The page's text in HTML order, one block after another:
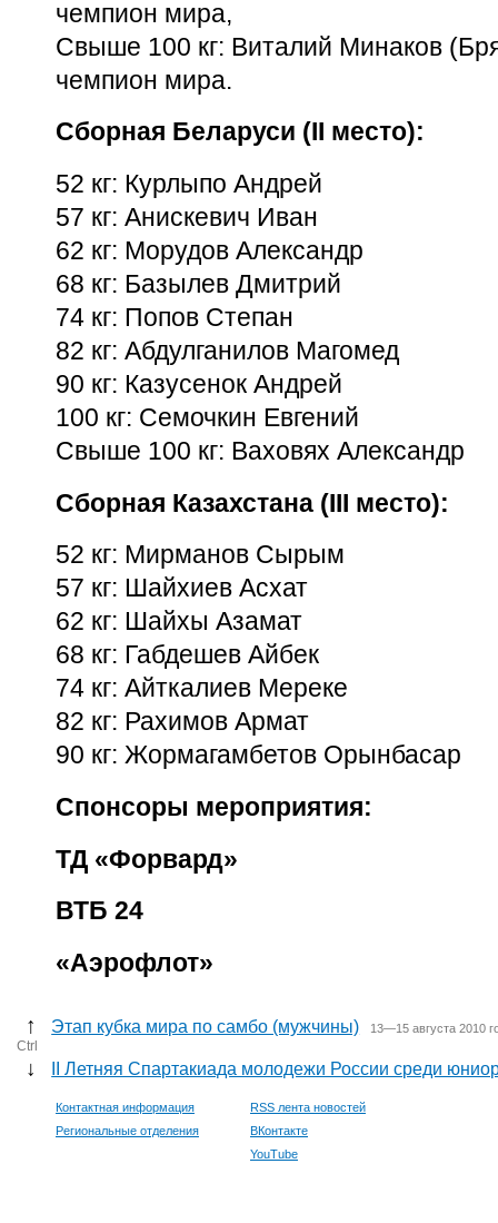
чемпион мира,
Свыше 100 кг: Виталий Минаков
чемпион мира.
Сборная Беларуси (II место):
52 кг: Курлыпо Андрей
57 кг: Анискевич Иван
62 кг: Морудов Александр
68 кг: Базылев Дмитрий
74 кг: Попов Степан
82 кг: Абдулганилов Магомед
90 кг: Казусенок Андрей
100 кг: Семочкин Евгений
Свыше 100 кг: Ваховях Александр
Сборная Казахстана (III место):
52 кг: Мирманов Сырым
57 кг: Шайхиев Асхат
62 кг: Шайхы Азамат
68 кг: Габдешев Айбек
74 кг: Айткалиев Мереке
82 кг: Рахимов Армат
90 кг: Жормагамбетов Орынбасар
Спонсоры мероприятия:
ТД «Форвард»
ВТБ 24
«Аэрофлот»
↑ Этап кубка мира по самбо (мужчины) 13—15 августа 2010
Ctrl
↓ II Летняя Спартакиада молодежи России среди
Контактная информация
Региональные отделения
RSS лента новостей
ВКонтакте
YouTube